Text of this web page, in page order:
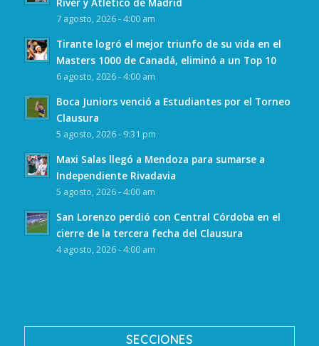
7 agosto, 2026 - 4:00 am
Tirante logró el mejor triunfo de su vida en el
Masters 1000 de Canadá, eliminó a un Top 10
6 agosto, 2026 - 4:00 am
Boca Juniors venció a Estudiantes por el Torneo
Clausura
5 agosto, 2026 - 9:31 pm
Maxi Salas llegó a Mendoza para sumarse a
Independiente Rivadavia
5 agosto, 2026 - 4:00 am
San Lorenzo perdió con Central Córdoba en el
cierre de la tercera fecha del Clausura
4 agosto, 2026 - 4:00 am
SECCIONES